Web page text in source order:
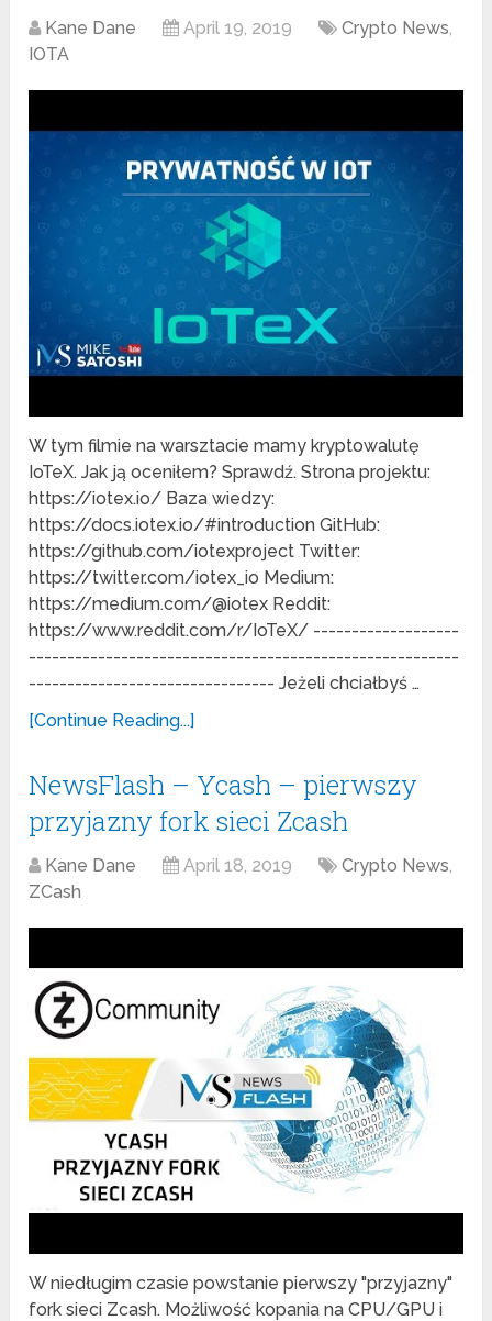
Kane Dane April 19, 2019 Crypto News,
IOTA
W tym filmie na warsztacie mamy kryptowalutę
IoTeX. Jak ją oceniłem? Sprawdź. Strona projektu:
https://iotex.io/ Baza wiedzy:
https://docs.iotex.io/#introduction GitHub:
https://github.com/iotexproject Twitter:
https://twitter.com/iotex_io Medium:
https://medium.com/@iotex Reddit:
https://www.reddit.com/r/IoTeX/ -------------------
--------------------------------------------------------
-------------------------------- Jeżeli chciałbyś …
[Continue Reading...]
NewsFlash – Ycash – pierwszy
przyjazny fork sieci Zcash
Kane Dane April 18, 2019 Crypto News,
ZCash
W niedługim czasie powstanie pierwszy "przyjazny"
fork sieci Zcash. Możliwość kopania na CPU/GPU i